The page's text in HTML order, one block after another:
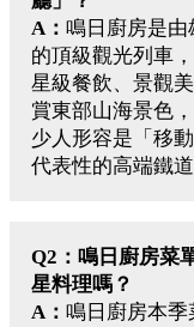
A： 鳴日廚房是由
的頂級觀光列車
星級餐飲、景觀
賞東部山海景色
少人形容是「移
代表性的高端鐵道
Q2：鳴日廚房菜
星料理嗎？
A： 鳴日廚房本季